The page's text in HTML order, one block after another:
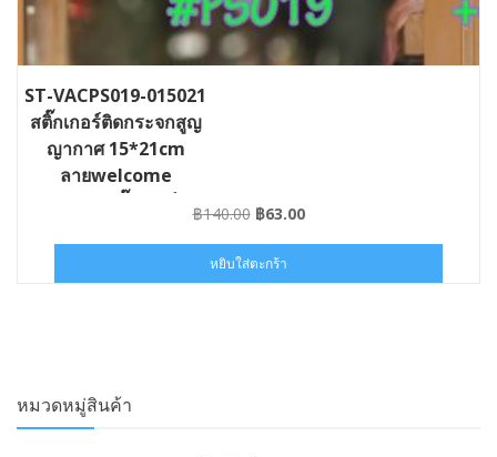
ST-VACPS019-015021
สติ๊กเกอร์ติดกระจกสูญ
ญากาศ 15*21cm
ลายwelcome
Luckycat สติ๊กเกอร์แบบ
฿140.00 Original
was:
฿140.00.
฿63.00Current
฿63.00.
หยิบใส่ตะกร้า
หมวดหมู่สินค้า